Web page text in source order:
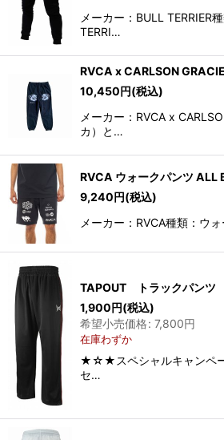
メーカー：BULL
TERRI…
RVCA x CARLSON
10,450円(税込)
メーカー：RVCA x
カ）と…
RVCA ウォークパンツ ALL
9,240円(税込)
メーカー：RVCA種類：ウ
TAPOUT トラックパン
1,900円(税込)
希望小売価格: 7,800円
在庫わずか
★☆★スペシャルキャンペー
セ…